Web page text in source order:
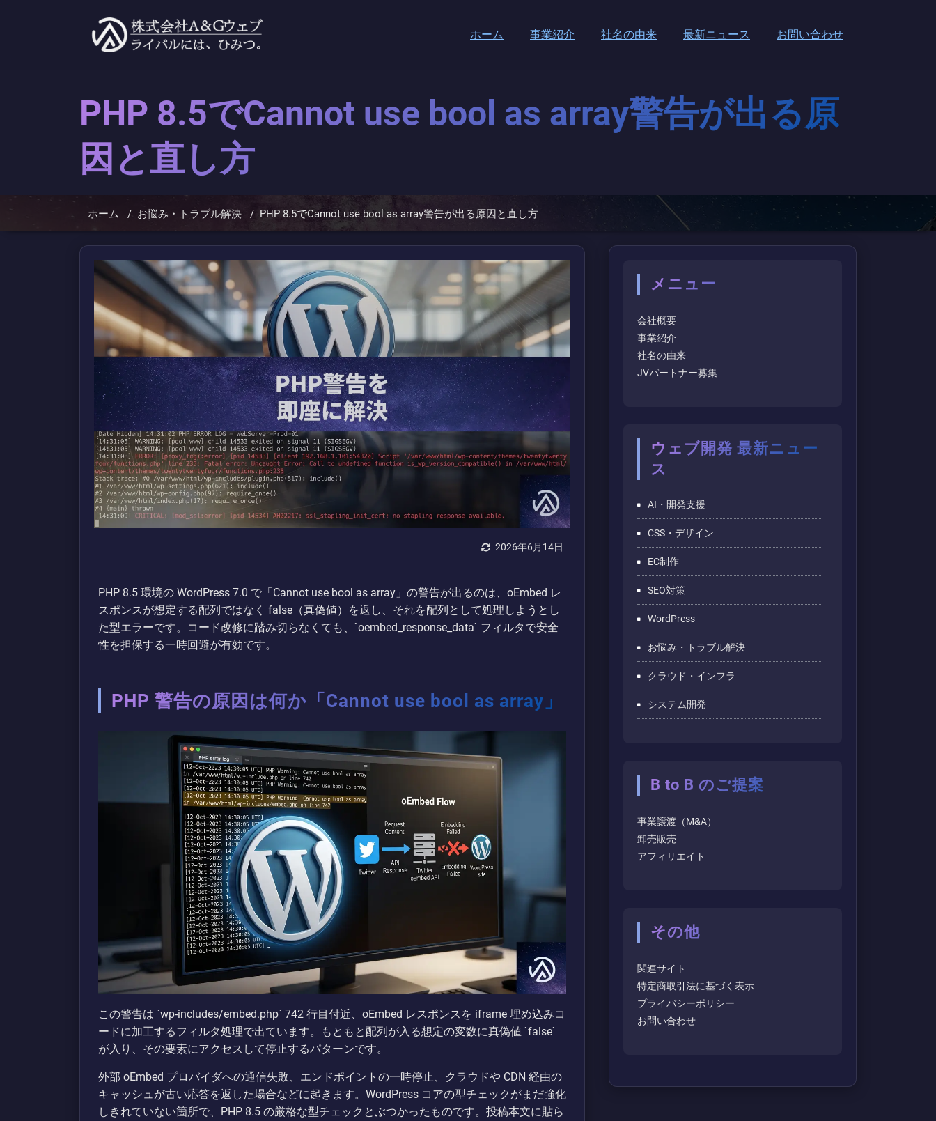
へ
ホーム 事業紹介 社名の由来 最新ニュース お問い合わせ
PHP 8.5でCannot use bool as array警告が出る原
因と直し方
ホーム / お悩み・トラブル解決 / PHP 8.5でCannot use bool as array警告が出る原因と直し方
2026年6月14日
PHP 8.5 環境の WordPress 7.0 で「Cannot use bool as array」の警告が出るのは、oEmbed レ
スポンスが想定する配列ではなく false（真偽値）を返し、それを配列として処理しようとし
た型エラーです。コード改修に踏み切らなくても、`oembed_response_data` フィルタで安全
性を担保する一時回避が有効です。
PHP 警告の原因は何か「Cannot use bool as array」
この警告は `wp-includes/embed.php` 742 行目付近、oEmbed レスポンスを iframe 埋め込みコ
ードに加工するフィルタ処理で出ています。もともと配列が入る想定の変数に真偽値 `false`
が入り、その要素にアクセスして停止するパターンです。
外部 oEmbed プロバイダへの通信失敗、エンドポイントの一時停止、クラウドや CDN 経由の
キャッシュが古い応答を返した場合などに起きます。WordPress コアの型チェックがまだ強化
しきれていない箇所で、PHP 8.5 の厳格な型チェックとぶつかったものです。投稿本文に貼ら
メニュー
会社概要
事業紹介
社名の由来
JVパートナー募集
ウェブ開発 最新ニュー
ス
AI・開発支援
CSS・デザイン
EC制作
SEO対策
WordPress
お悩み・トラブル解決
クラウド・インフラ
システム開発
B to B のご提案
事業譲渡（M&A）
卸売販売
アフィリエイト
その他
関連サイト
特定商取引法に基づく表示
プライバシーポリシー
お問い合わせ